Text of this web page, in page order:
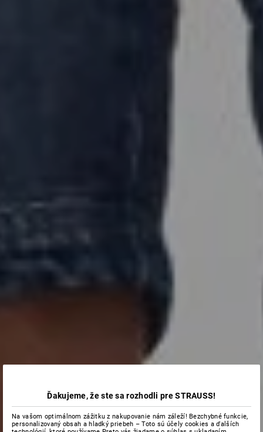
Ďakujeme, že ste sa rozhodli pre STRAUSS!
Na vašom optimálnom zážitku z nakupovanie nám záleží! Bezchybné funkcie,
personalizovaný obsah a hladký priebeh – Toto sú účely cookies a ďalších